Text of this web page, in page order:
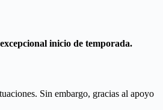
inicio de temporada.
Sin embargo, gracias al apoyo